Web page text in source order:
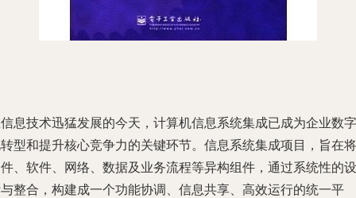
息技术迅猛发展的今天，计算机信息系统集成已成为企业数字
型和提升核心竞争力的关键环节。信息系统集成项目，旨在将
、软件、网络、数据及业务流程等异构组件，通过系统性的设
整合，构建成一个功能协调、信息共享、高效运行的统一平